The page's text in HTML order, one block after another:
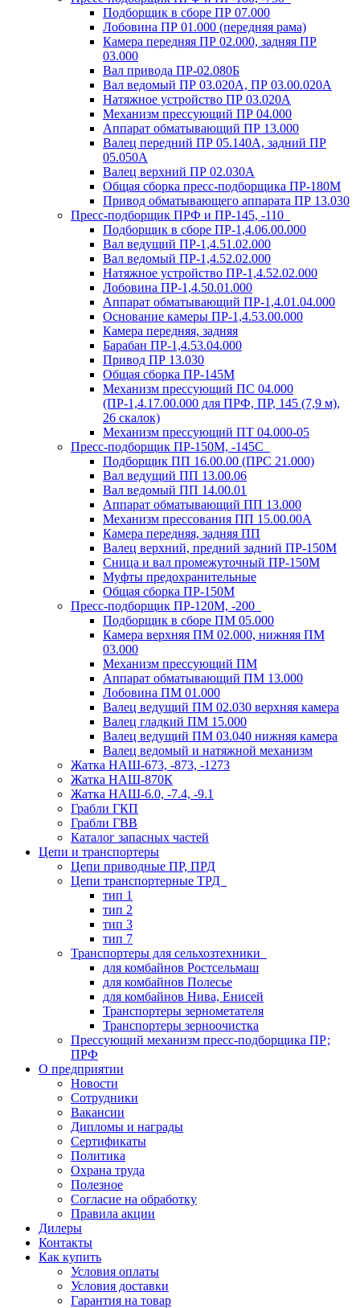
Подборщик в сборе ПР 07.000
Лобовина ПР 01.000 (передняя рама)
Камера передняя ПР 02.000, задняя ПР
03.000
Вал привода ПР-02.080Б
Вал ведомый ПР 03.020А, ПР 03.00.020А
Натяжное устройство ПР 03.020A
Механизм прессующий ПР 04.000
Аппарат обматывающий ПР 13.000
Валец передний ПР 05.140A, задний ПР
05.050A
Валец верхний ПР 02.030A
Общая сборка пресс-подборщика ПР-180М
Привод обматывающего аппарата ПР 13.030
Пресс-подборщик ПРФ и ПР-145, -110
Подборщик в сборе ПР-1,4.06.00.000
Вал ведущий ПР-1,4.51.02.000
Вал ведомый ПР-1,4.52.02.000
Натяжное устройство ПР-1,4.52.02.000
Лобовина ПР-1,4.50.01.000
Аппарат обматывающий ПР-1,4.01.04.000
Основание камеры ПР-1,4.53.00.000
Камера передняя, задняя
Барабан ПР-1,4.53.04.000
Привод ПР 13.030
Общая сборка ПР-145М
Механизм прессующий ПС 04.000
(ПР-1,4.17.00.000 для ПРФ, ПР, 145 (7,9 м),
26 скалок)
Механизм прессующий ПТ 04.000-05
Пресс-подборщик ПР-150М, -145С
Подборщик ПП 16.00.00 (ПРС 21.000)
Вал ведущий ПП 13.00.06
Вал ведомый ПП 14.00.01
Аппарат обматывающий ПП 13.000
Механизм прессования ПП 15.00.00А
Камера передняя, задняя ПП
Валец верхний, предний задний ПР-150М
Сница и вал промежуточный ПР-150М
Муфты предохранительные
Общая сборка ПР-150М
Пресс-подборщик ПР-120М, -200
Подборщик в сборе ПМ 05.000
Камера верхняя ПМ 02.000, нижняя ПМ
03.000
Механизм прессующий ПМ
Аппарат обматывающий ПМ 13.000
Лобовина ПМ 01.000
Валец ведущий ПМ 02.030 верхняя камера
Валец гладкий ПМ 15.000
Валец ведущий ПМ 03.040 нижняя камера
Валец ведомый и натяжной механизм
Жатка НАШ-673, -873, -1273
Жатка НАШ-870К
Жатка НАШ-6.0, -7.4, -9.1
Грабли ГКП
Грабли ГВВ
Каталог запасных частей
Цепи и транспортеры
Цепи приводные ПР, ПРД
Цепи транспортерные ТРД
тип 1
тип 2
тип 3
тип 7
Транспортеры для сельхозтехники
для комбайнов Ростсельмаш
для комбайнов Полесье
для комбайнов Нива, Енисей
Транспортеры зернометателя
Транспортеры зерноочистка
Прессующий механизм пресс-подборщика ПР;
ПРФ
О предприятии
Новости
Сотрудники
Вакансии
Дипломы и награды
Сертификаты
Политика
Охрана труда
Полезное
Согласие на обработку
Правила акции
Дилеры
Контакты
Как купить
Условия оплаты
Условия доставки
Гарантия на товар